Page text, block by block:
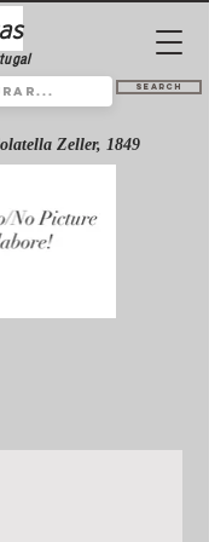
Search
Zeller, 1849